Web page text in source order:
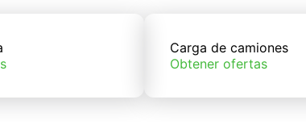
Carga de camiones
Obtener ofertas